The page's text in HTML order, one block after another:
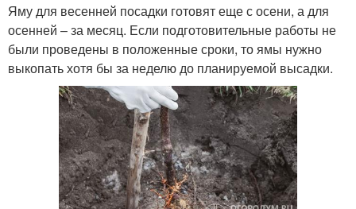
Яму для весенней посадки готовят еще с осени, а для
осенней – за месяц. Если подготовительные работы не
были проведены в положенные сроки, то ямы нужно
выкопать хотя бы за неделю до планируемой высадки.